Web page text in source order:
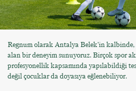
Regnum olarak Antalya Belek’in kalbinde,
alan bir deneyim sunuyoruz. Birçok spor
profesyonellik kapsamında yapılabildiği
değil çocuklar da doyasıya eğlenebiliyor.